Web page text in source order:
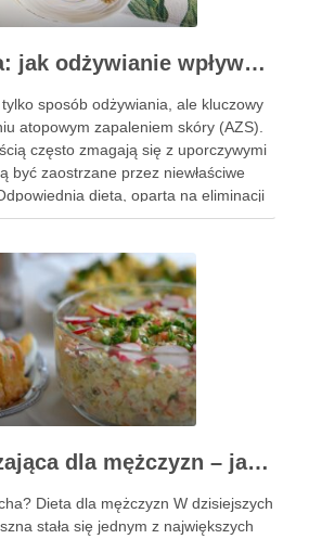
Dieta atopowa: jak odżywianie wpływa na AZS i zdrowie skóry
sposób odżywiania, ale kluczowy
atopowym zapaleniem skóry (AZS).
często zmagają się z uporczywymi
być zaostrzane przez niewłaściwe
dieta, oparta na eliminacji
składników
Dieta odchudzająca dla mężczyzn – jak schudnąć z brzucha?
Dieta dla mężczyzn W dzisiejszych
stała się jednym z największych